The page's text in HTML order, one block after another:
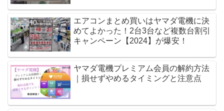
エアコンまとめ買いはヤマダ電機に決
めてよかった！2台3台など複数台割引
キャンペーン【2024】が爆安！
ヤマダ電機プレミアム会員の解約方法
｜損せずやめるタイミングと注意点